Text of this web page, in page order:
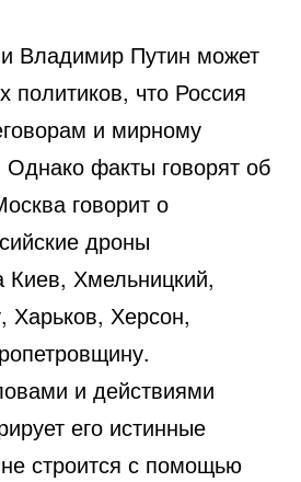
Владимир Путин может
политиков, что Россия
и мирному
факты говорят об
говорит о
дроны
Киев, Хмельницкий,
Харьков, Херсон,
и действиями
его истинные
строится с помощью